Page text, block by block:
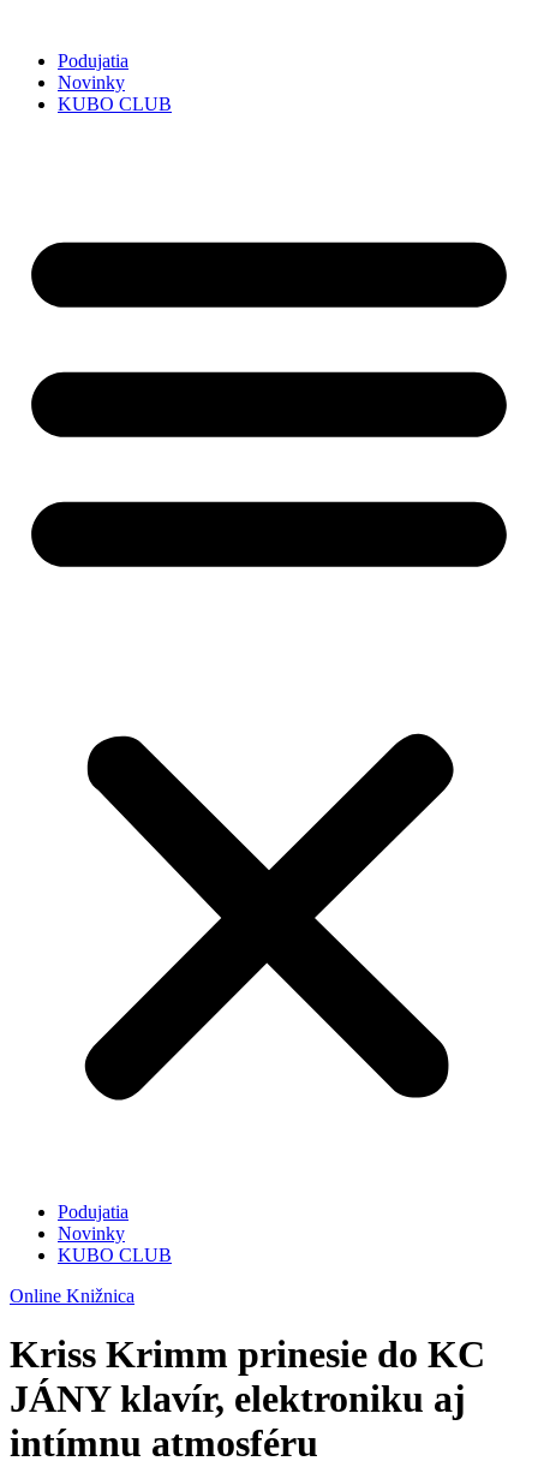
obsah
Podujatia
Novinky
KUBO CLUB
Podujatia
Novinky
KUBO CLUB
Online Knižnica
Kriss Krimm prinesie do KC
JÁNY klavír, elektroniku aj
intímnu atmosféru